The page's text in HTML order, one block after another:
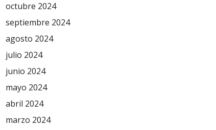
octubre 2024
septiembre 2024
agosto 2024
julio 2024
junio 2024
mayo 2024
abril 2024
marzo 2024